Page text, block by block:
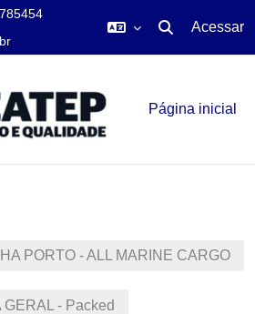
Alternar
Acessar
Página inicial
PORTO - ALL MARINE CARGO
- Packed